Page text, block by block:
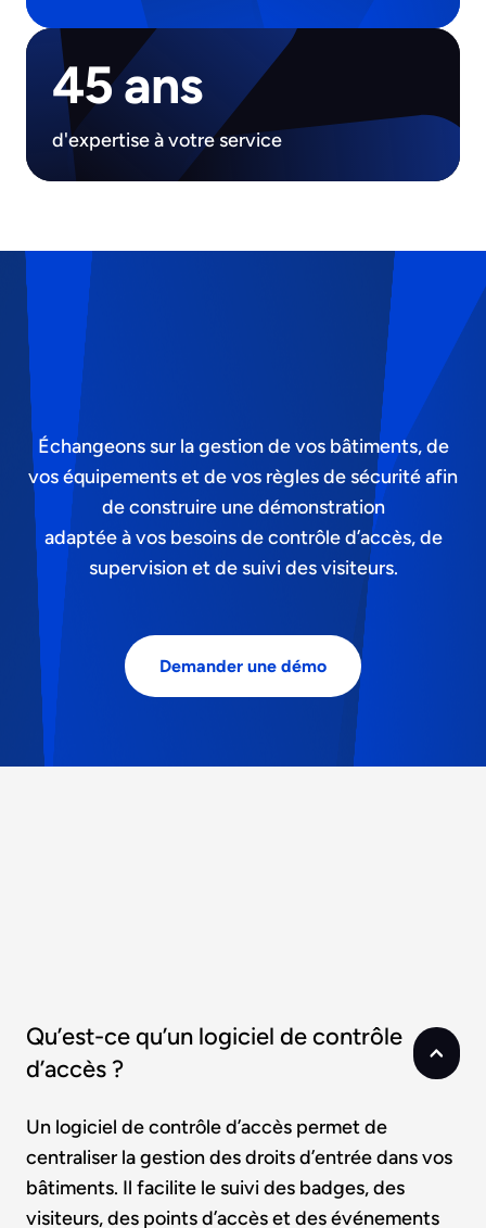
45 ans
d'expertise à votre service
Échangeons sur la gestion de vos bâtiments, de
vos équipements et de vos règles de sécurité afin
de construire une démonstration
adaptée à vos besoins de contrôle d’accès, de
supervision et de suivi des visiteurs.
Demander une démo
Qu’est-ce qu’un logiciel de contrôle
d’accès ?
Un logiciel de contrôle d’accès permet de
centraliser la gestion des droits d’entrée dans vos
bâtiments. Il facilite le suivi des badges, des
visiteurs, des points d’accès et des événements